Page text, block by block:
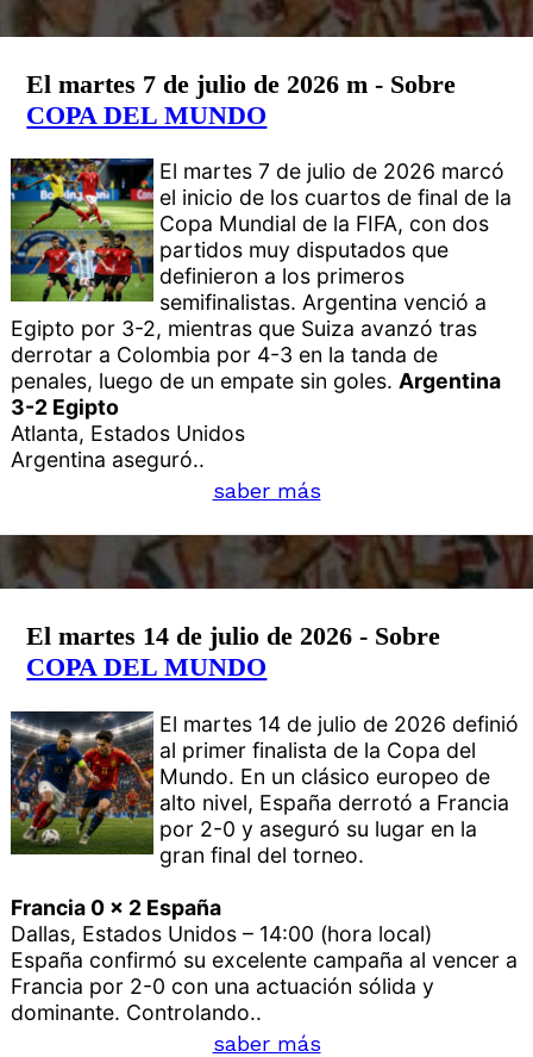
El martes 7 de julio de 2026 m - Sobre
COPA DEL MUNDO
El martes 7 de julio de 2026 marcó
el inicio de los cuartos de final de la
Copa Mundial de la FIFA, con dos
partidos muy disputados que
definieron a los primeros
semifinalistas. Argentina venció a
Egipto por 3-2, mientras que Suiza avanzó tras
derrotar a Colombia por 4-3 en la tanda de
penales, luego de un empate sin goles. Argentina
3-2 Egipto
Atlanta, Estados Unidos
Argentina aseguró..
saber más
El martes 14 de julio de 2026 - Sobre
COPA DEL MUNDO
El martes 14 de julio de 2026 definió
al primer finalista de la Copa del
Mundo. En un clásico europeo de
alto nivel, España derrotó a Francia
por 2-0 y aseguró su lugar en la
gran final del torneo.
Francia 0 x 2 España
Dallas, Estados Unidos – 14:00 (hora local)
España confirmó su excelente campaña al vencer a
Francia por 2-0 con una actuación sólida y
dominante. Controlando..
saber más